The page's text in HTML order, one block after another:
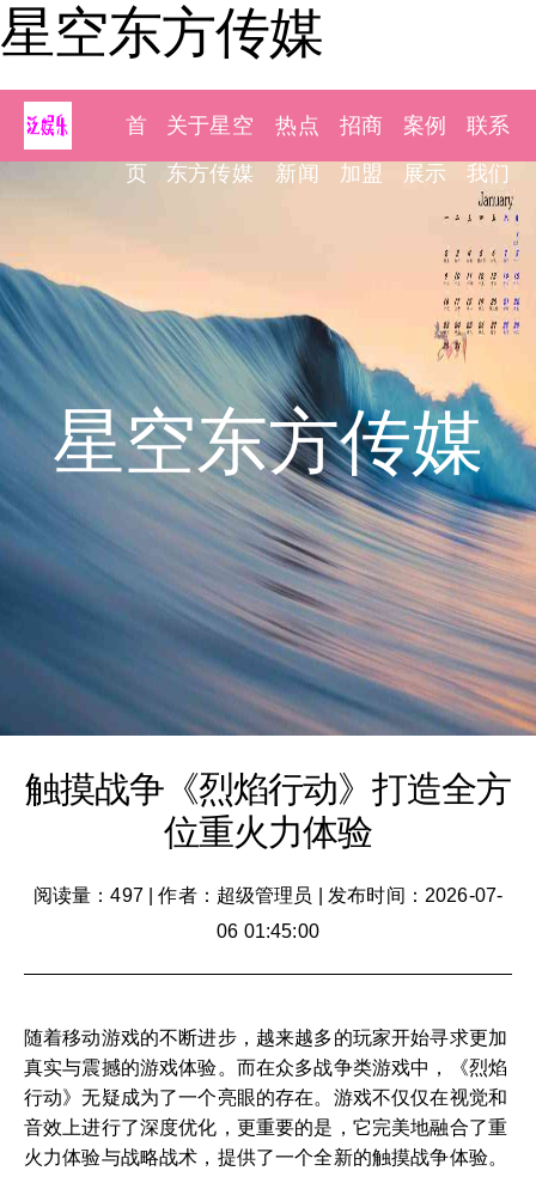
星空东方传媒
首
页
关于星空
东方传媒
热点
新闻
招商
加盟
案例
展示
联系
我们
星空东方传媒
触摸战争《烈焰行动》打造全方
位重火力体验
阅读量：497|作者：超级管理员
发布时间：2026-07-
06 01:45:00
随着移动游戏的不断进步，越来越多的玩家开始寻求更加
真实与震撼的游戏体验。而在众多战争类游戏中，《烈焰
行动》无疑成为了一个亮眼的存在。游戏不仅仅在视觉和
音效上进行了深度优化，更重要的是，它完美地融合了重
火力体验与战略战术，提供了一个全新的触摸战争体验。